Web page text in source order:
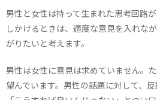
男性と女性は持って生まれた思考回路
しかけるときは、適度な意見を入れな
がりたいと考えます。
男性は女性に意見は求めていません。
望んでいます。男性の話題に対して、反